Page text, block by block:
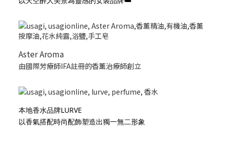
Aster Aroma
由國際芳療師IFA註冊的香薰治療師創立
本地香水品牌LURVE
以香氣搭配時尚配飾塑造出獨一無二形象